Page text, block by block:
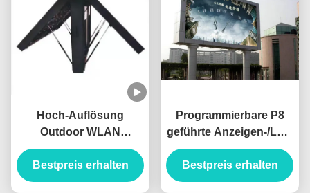
Hoch-Auflösung
Outdoor WLAN
Doppelseitige Led-
Schild P6 Front-Service
Led-Billboard
Bestpreis erhalten
Programmierbare P8
geführte Anzeigen-/LED
asynchrone oder
synchrone
Videosteuerung im
Bestpreis erhalten